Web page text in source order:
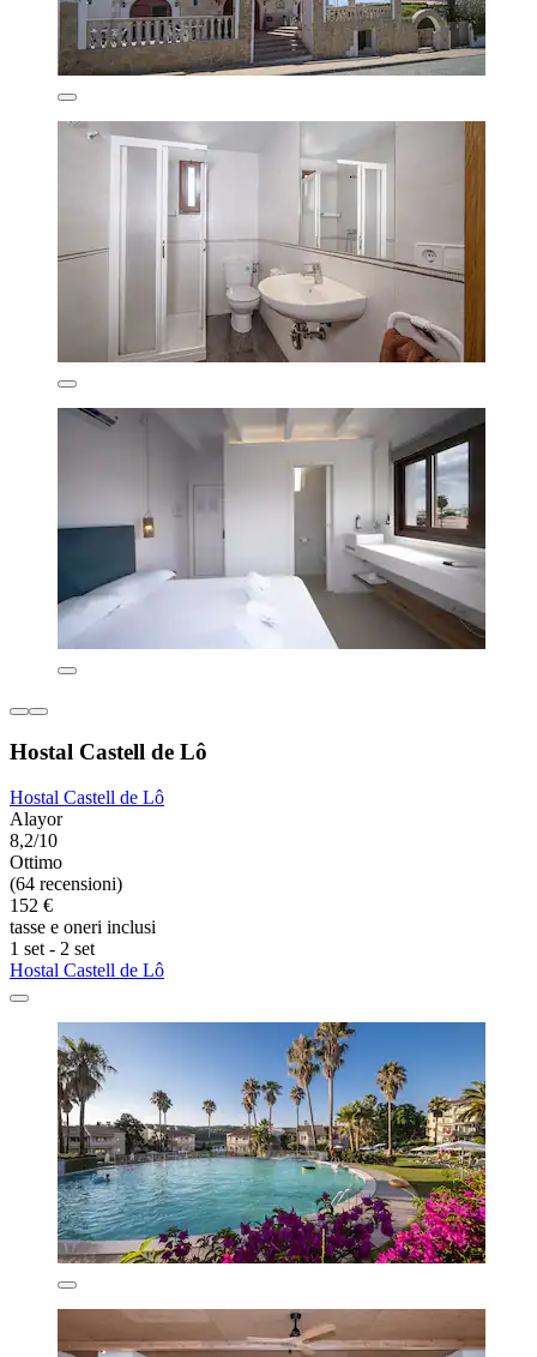
Hostal Castell de Lô
Hostal Castell de Lô
Alayor
8,2/10
Ottimo
(64 recensioni)
152 €
tasse e oneri inclusi
1 set - 2 set
Hostal Castell de Lô